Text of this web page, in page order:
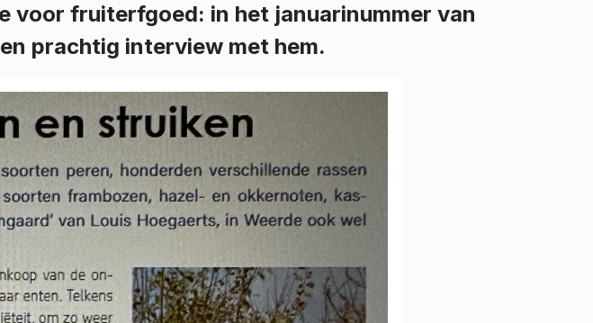
voor fruiterfgoed: in het januarinummer van
prachtig interview met hem.